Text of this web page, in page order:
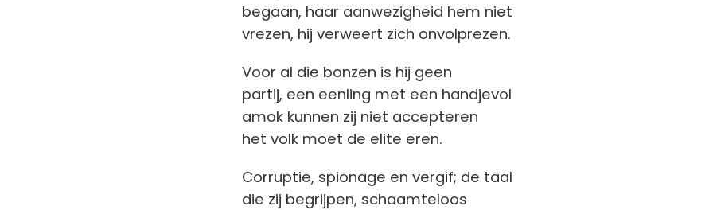
begaan, haar aanwezigheid hem niet
vrezen, hij verweert zich onvolprezen.
Voor al die bonzen is hij geen
partij, een eenling met een handjevol
amok kunnen zij niet accepteren
het volk moet de elite eren.
Corruptie, spionage en vergif; de taal
die zij begrijpen, schaamteloos